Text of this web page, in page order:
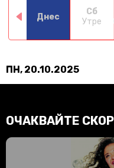
Днес
Сб
Утре
ПН, 20.10.2025
ОЧАКВАЙТЕ